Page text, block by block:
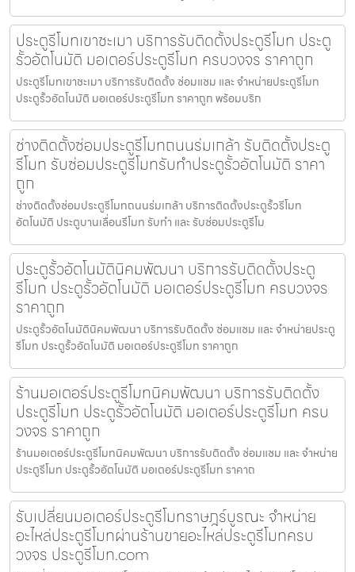
ประตูรีโมทเขาชะเมา บริการรับติดตั้งประตูรีโมท ประตู
รั้วอัตโนมัติ มอเตอร์ประตูรีโมท ครบวงจร ราคาถูก
ประตูรีโมทเขาชะเมา บริการรับติดตั้ง ซ่อมแซม และ จำหน่ายประตูรีโมท
ประตูรั้วอัตโนมัติ มอเตอร์ประตูรีโมท ราคาถูก พร้อมบริก
ช่างติดตั้งซ่อมประตูรีโมทถนนร่มเกล้า รับติดตั้งประตู
รีโมท รับซ่อมประตูรีโมทรับทำประตูรั้วอัตโนมัติ ราคา
ถูก
ช่างติดตั้งซ่อมประตูรีโมทถนนร่มเกล้า บริการติดตั้งประตูรั้วรีโมท
อัตโนมัติ ประตูบานเลื่อนรีโมท รับทำ และ รับซ่อมประตูรีโม
ประตูรั้วอัตโนมัตินิคมพัฒนา บริการรับติดตั้งประตู
รีโมท ประตูรั้วอัตโนมัติ มอเตอร์ประตูรีโมท ครบวงจร
ราคาถูก
ประตูรั้วอัตโนมัตินิคมพัฒนา บริการรับติดตั้ง ซ่อมแซม และ จำหน่ายประตู
รีโมท ประตูรั้วอัตโนมัติ มอเตอร์ประตูรีโมท ราคาถูก
ร้านมอเตอร์ประตูรีโมทนิคมพัฒนา บริการรับติดตั้ง
ประตูรีโมท ประตูรั้วอัตโนมัติ มอเตอร์ประตูรีโมท ครบ
วงจร ราคาถูก
ร้านมอเตอร์ประตูรีโมทนิคมพัฒนา บริการรับติดตั้ง ซ่อมแซม และ จำหน่าย
ประตูรีโมท ประตูรั้วอัตโนมัติ มอเตอร์ประตูรีโมท ราคาถ
รับเปลี่ยนมอเตอร์ประตูรีโมทราษฎร์บูรณะ จำหน่าย
อะไหล่ประตูรีโมทผ่านร้านขายอะไหล่ประตูรีโมทครบ
วงจร ประตูรีโมท.com